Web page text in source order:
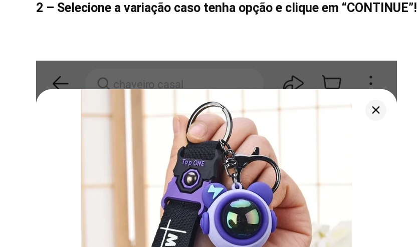
2 – Selecione a variação caso tenha opção e clique em “CONTINUE”!